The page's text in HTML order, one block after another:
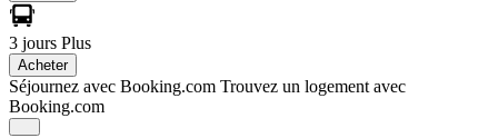
3 jours Plus
Acheter
Séjournez avec Booking.com Trouvez un logement avec
Booking.com